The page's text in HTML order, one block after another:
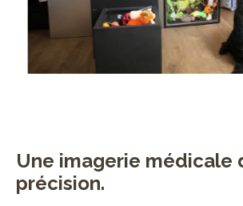
Une imagerie médicale
précision.